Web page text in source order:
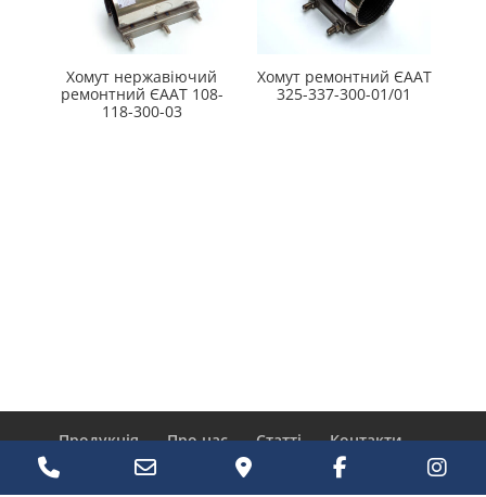
Хомут нержавіючий
ремонтний ЄААТ 108-
118-300-03
Хомут ремонтний ЄААТ
325-337-300-01/01
Продукція Про нас Статті
Контакти
товарів EN Facebook